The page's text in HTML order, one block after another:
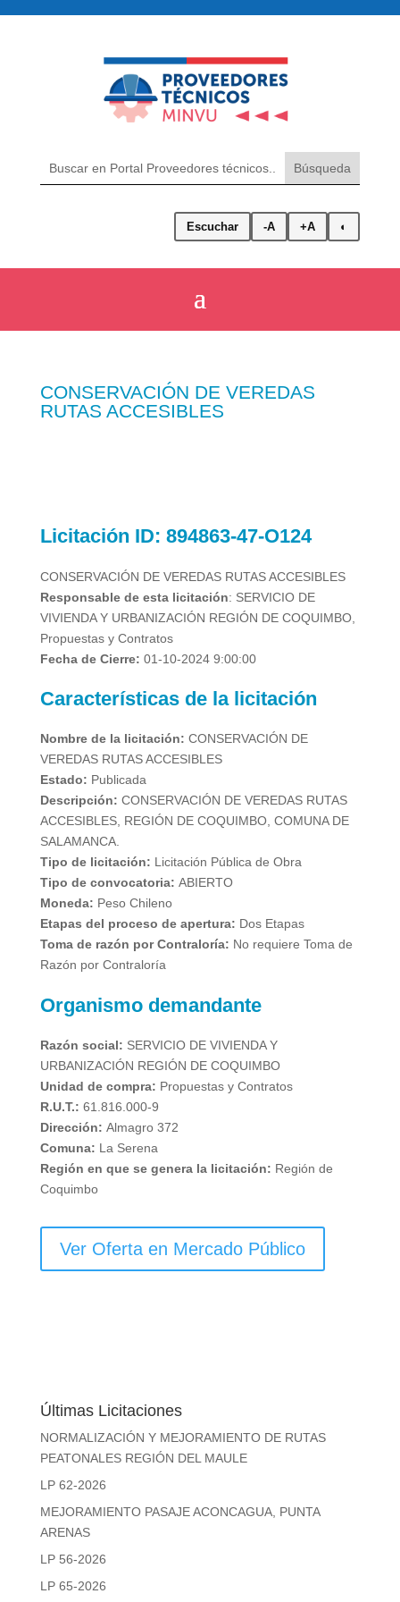
Escuchar -A +A ◐
CONSERVACIÓN DE VEREDAS
RUTAS ACCESIBLES
Licitación ID: 894863-47-O124
CONSERVACIÓN DE VEREDAS RUTAS ACCESIBLES
Responsable de esta licitación: SERVICIO DE
VIVIENDA Y URBANIZACIÓN REGIÓN DE COQUIMBO,
Propuestas y Contratos
Fecha de Cierre: 01-10-2024 9:00:00
Características de la licitación
Nombre de la licitación: CONSERVACIÓN DE
VEREDAS RUTAS ACCESIBLES
Estado: Publicada
Descripción: CONSERVACIÓN DE VEREDAS RUTAS
ACCESIBLES, REGIÓN DE COQUIMBO, COMUNA DE
SALAMANCA.
Tipo de licitación: Licitación Pública de Obra
Tipo de convocatoria: ABIERTO
Moneda: Peso Chileno
Etapas del proceso de apertura: Dos Etapas
Toma de razón por Contraloría: No requiere Toma de
Razón por Contraloría
Organismo demandante
Razón social: SERVICIO DE VIVIENDA Y
URBANIZACIÓN REGIÓN DE COQUIMBO
Unidad de compra: Propuestas y Contratos
R.U.T.: 61.816.000-9
Dirección: Almagro 372
Comuna: La Serena
Región en que se genera la licitación: Región de
Coquimbo
Ver Oferta en Mercado Público
Últimas Licitaciones
NORMALIZACIÓN Y MEJORAMIENTO DE RUTAS
PEATONALES REGIÓN DEL MAULE
LP 62-2026
MEJORAMIENTO PASAJE ACONCAGUA, PUNTA
ARENAS
LP 56-2026
LP 65-2026